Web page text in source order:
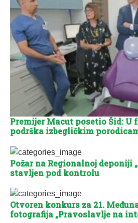
Premijer Macut posetio Šid: U
podrška izbegličkim
Požar na Regionalnoj deponiji
stavljen pod kontrolu
Otvoren konkurs za 21.
fotografija „Pravoslavlje na